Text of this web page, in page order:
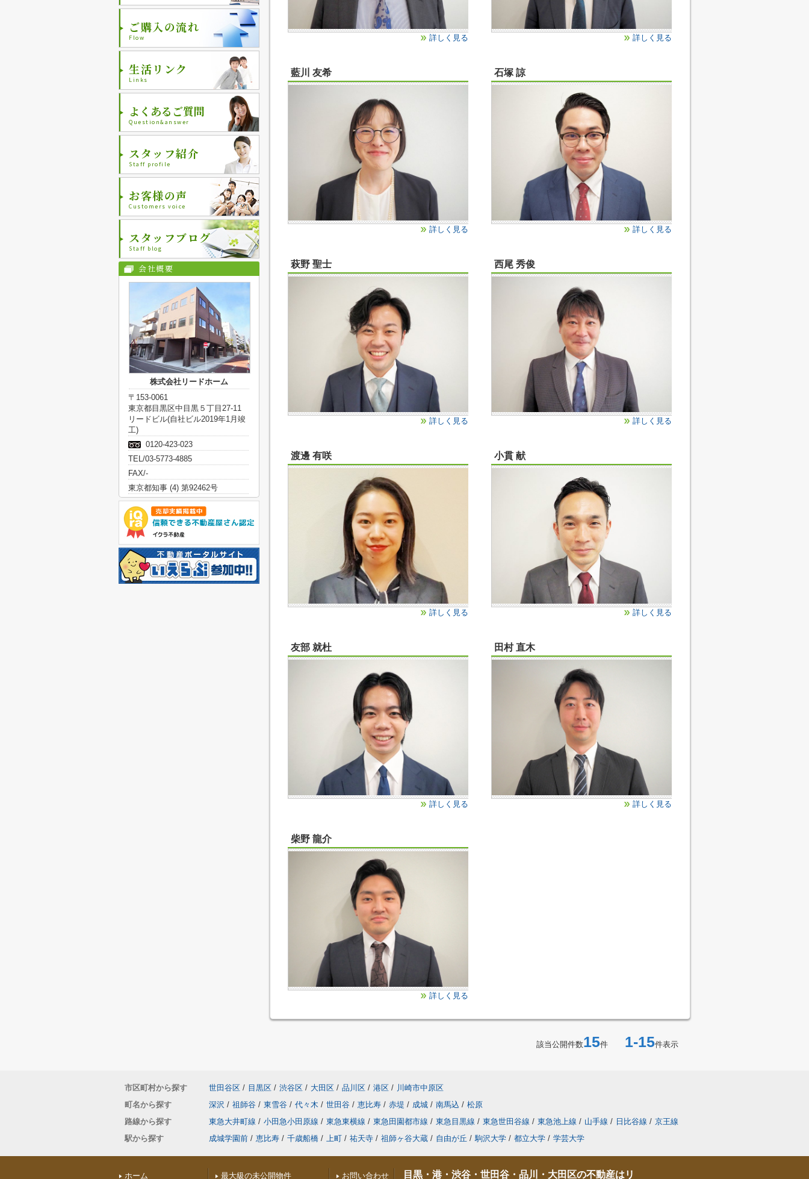
詳しく見る 詳しく見る
藍川 友希
詳しく見る
石塚 諒
詳しく見る
萩野 聖士
詳しく見る
西尾 秀俊
詳しく見る
渡邊 有咲
詳しく見る
小貫 献
詳しく見る
友部 就杜
詳しく見る
田村 直木
詳しく見る
柴野 龍介
詳しく見る
該当公開件数15件 1-15件表示
ご購入の流れ
Flow
生活リンク
Links
よくあるご質問
Question&answer
スタッフ紹介
Staff profile
お客様の声
Customers voice
スタッフブログ
Staff blog
会社概要
株式会社リードホーム
〒153-0061
東京都目黒区中目黒５丁目27-11
リードビル(自社ビル2019年1月竣
工)
0120-423-023
TEL/03-5773-4885
FAX/-
東京都知事 (4) 第92462号
市区町村から探す 世田谷区 / 目黒区 / 渋谷区 / 大田区 / 品川区 / 港区 / 川崎市中原区
町名から探す
深沢 / 祖師谷 / 東雪谷 / 代々木 / 世田谷 / 恵比寿 / 赤堤 / 成城 / 南馬込 / 松原
路線から探す
東急大井町線 / 小田急小田原線 / 東急東横線 / 東急田園都市線 / 東急目黒線 / 東急世田谷線 / 東急池上線 / 山手線 / 日比谷線 / 京王線
駅から探す
成城学園前 / 恵比寿 / 千歳船橋 / 上町 / 祐天寺 / 祖師ヶ谷大蔵 / 自由が丘 / 駒沢大学 / 都立大学 / 学芸大学
ホーム 最大級の未公開物件 お問い合わせ 目黒・港・渋谷・世田谷・品川・大田区の不動産はリ